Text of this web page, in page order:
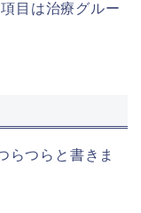
目は治療グルー
らつらと書きま